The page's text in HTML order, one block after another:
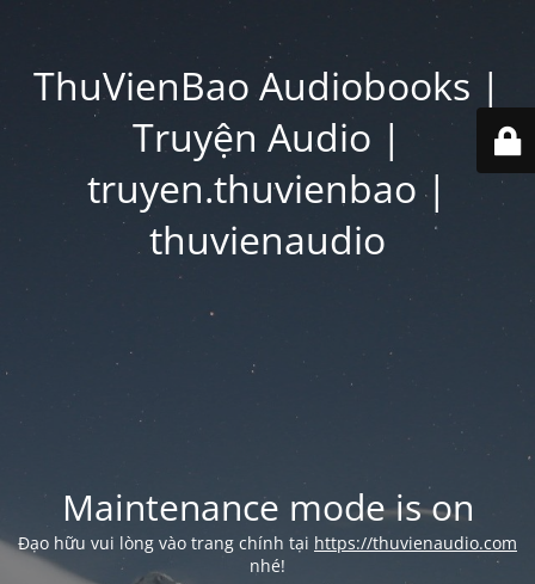
ThuVienBao Audiobooks |
Truyện Audio |
truyen.thuvienbao |
thuvienaudio
Maintenance mode is on
Đạo hữu vui lòng vào trang chính tại https://thuvienaudio.com
nhé!